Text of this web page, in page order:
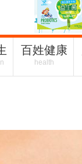
百姓健康
health